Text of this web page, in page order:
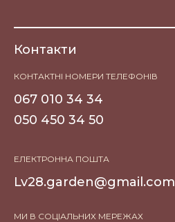
Контакти
КОНТАКТНІ НОМЕРИ ТЕЛЕФОНІВ
067 010 34 34
050 450 34 50
ЕЛЕКТРОННА ПОШТА
Lv28.garden@gmail.com
МИ В СОЦІАЛЬНИХ МЕРЕЖАХ